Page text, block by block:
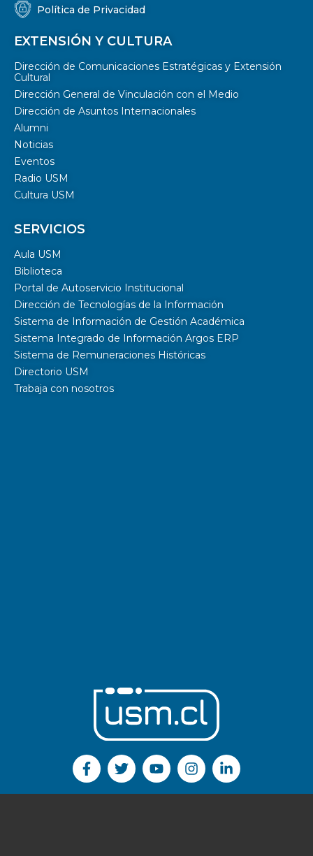
Política de Privacidad
EXTENSIÓN Y CULTURA
Dirección de Comunicaciones Estratégicas y Extensión
Cultural
Dirección General de Vinculación con el Medio
Dirección de Asuntos Internacionales
Alumni
Noticias
Eventos
Radio USM
Cultura USM
SERVICIOS
Aula USM
Biblioteca
Portal de Autoservicio Institucional
Dirección de Tecnologías de la Información
Sistema de Información de Gestión Académica
Sistema Integrado de Información Argos ERP
Sistema de Remuneraciones Históricas
Directorio USM
Trabaja con nosotros